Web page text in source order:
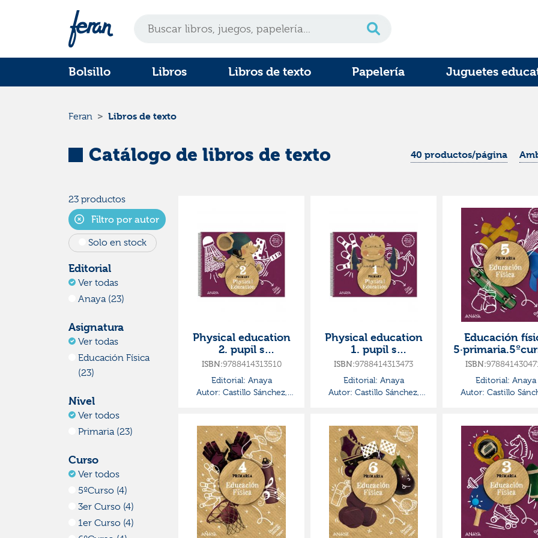
Bolsillo Libros Libros de texto Papelería Juguetes
Feran Libros de texto
Catálogo de libros de texto 40 productos/página
23 productos
Filtro por autor
Solo en stock
Editorial
Ver todas
Anaya (23)
Asignatura
Ver todas
Educación Física
(23)
Nivel
Ver todos
Primaria (23)
Curso
Ver todos
5ºCurso (4)
3er Curso (4)
1er Curso (4)
Physical education
2. pupil s
book·primaria.2ºcur
ISBN:9788414313510
Editorial: Anaya
Autor: Castillo Sánchez,
Physical education
1. pupil s
book·primaria.1er
ISBN:9788414313473
Editorial: Anaya
Autor: Castillo Sánchez,
Educación
peración
ISBN:
Editorial: Anaya
Autor: Castillo